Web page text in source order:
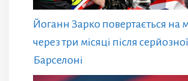
Йоганн Зарко повертається на
через три місяці після
Барселоні